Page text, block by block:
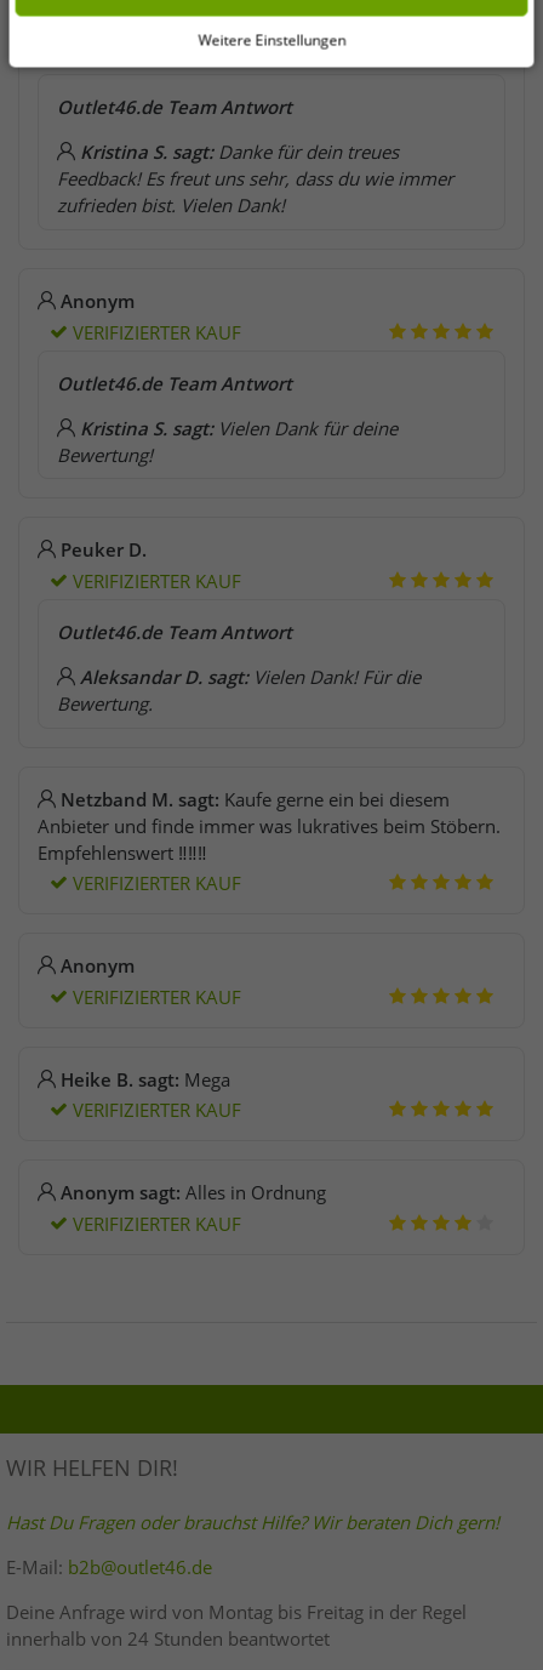
karl-heinz a. sagt:alles gut wie immer
Outlet46.de Team Antwort
Kristina S. sagt: Danke für dein treues
Feedback! Es freut uns sehr, dass du wie immer
zufrieden bist. Vielen Dank!
Anonym
VERIFIZIERTER KAUF
Outlet46.de Team Antwort
Kristina S. sagt: Vielen Dank für deine
Bewertung!
Peuker D.
VERIFIZIERTER KAUF
Outlet46.de Team Antwort
Aleksandar D. sagt: Vielen Dank! Für die
Bewertung.
Netzband M. sagt: Kaufe gerne ein bei diesem
Anbieter und finde immer was lukratives beim Stöbern.
Empfehlenswert ‼️‼️‼️
VERIFIZIERTER KAUF
Anonym
VERIFIZIERTER KAUF
Heike B. sagt: Mega
VERIFIZIERTER KAUF
Anonym sagt: Alles in Ordnung
VERIFIZIERTER KAUF
WIR HELFEN DIR!
Hast Du Fragen oder brauchst Hilfe? Wir beraten Dich gern!
E-Mail: b2b@outlet46.de
Deine Anfrage wird von Montag bis Freitag in der Regel
innerhalb von 24 Stunden beantwortet
Weitere Einstellungen